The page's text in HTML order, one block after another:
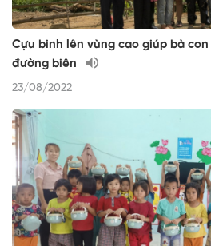
Cựu binh lên vùng cao giúp bà
đường biên
23/08/2022